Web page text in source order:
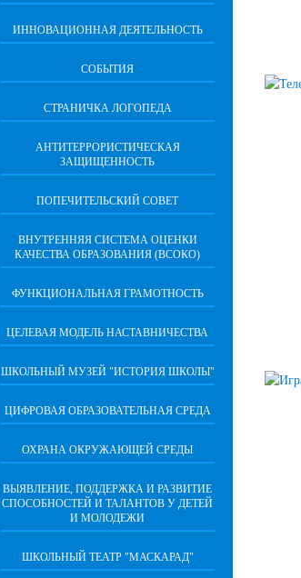
ИННОВАЦИОННАЯ ДЕЯТЕЛЬНОСТЬ
СОБЫТИЯ
СТРАНИЧКА ЛОГОПЕДА
АНТИТЕРРОРИСТИЧЕСКАЯ
ЗАЩИЩЕННОСТЬ
ПОПЕЧИТЕЛЬСКИЙ СОВЕТ
ВНУТРЕННЯЯ СИСТЕМА ОЦЕНКИ
КАЧЕСТВА ОБРАЗОВАНИЯ (ВСОКО)
ФУНКЦИОНАЛЬНАЯ ГРАМОТНОСТЬ
ЦЕЛЕВАЯ МОДЕЛЬ НАСТАВНИЧЕСТВА
ШКОЛЬНЫЙ МУЗЕЙ "ИСТОРИЯ ШКОЛЫ"
ЦИФРОВАЯ ОБРАЗОВАТЕЛЬНАЯ СРЕДА
ОХРАНА ОКРУЖАЮЩЕЙ СРЕДЫ
ВЫЯВЛЕНИЕ, ПОДДЕРЖКА И РАЗВИТИЕ
СПОСОБНОСТЕЙ И ТАЛАНТОВ У ДЕТЕЙ
И МОЛОДЕЖИ
ШКОЛЬНЫЙ ТЕАТР "МАСКАРАД"